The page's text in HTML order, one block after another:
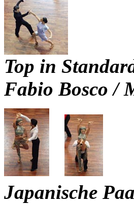
Top in
Fabio Bosco /
Japanische